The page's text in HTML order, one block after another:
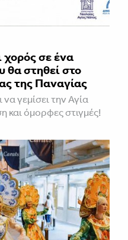
χορός σε ένα
θα στηθεί στο
της Παναγίας
γεμίσει την Αγία
όμορφες στιγμές!